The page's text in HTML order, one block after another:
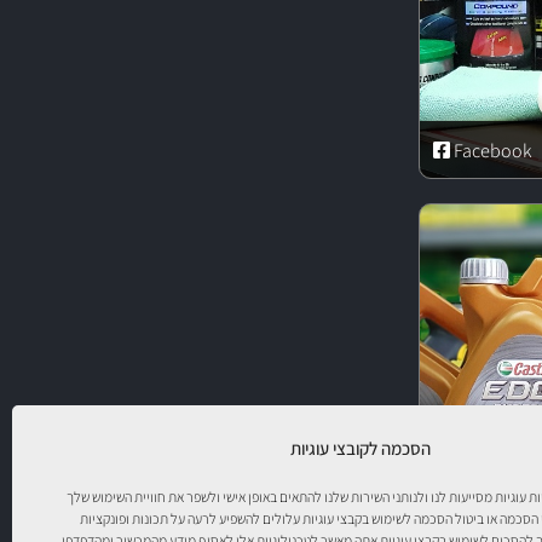
הסכמה לקובצי עוגיות
עוגיות מסייעות לנו ולנותני השירות שלנו להתאים באופן אישי ולשפר את חוויית השימוש שלך
או ביטול הסכמה לשימוש בקבצי עוגיות עלולים להשפיע לרעה על תכונות ופונקציות
Facebook